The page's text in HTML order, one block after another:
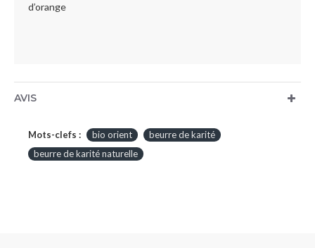
d’orange
AVIS
Mots-clefs : bio orient
beurre de karité
beurre de karité naturelle